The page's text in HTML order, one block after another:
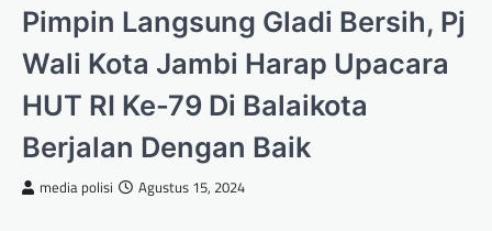
⁠Pimpin Langsung Gladi Bersih, Pj
Wali Kota Jambi Harap Upacara
HUT RI Ke-79 Di Balaikota
Berjalan Dengan Baik
media polisi Agustus 15, 2024